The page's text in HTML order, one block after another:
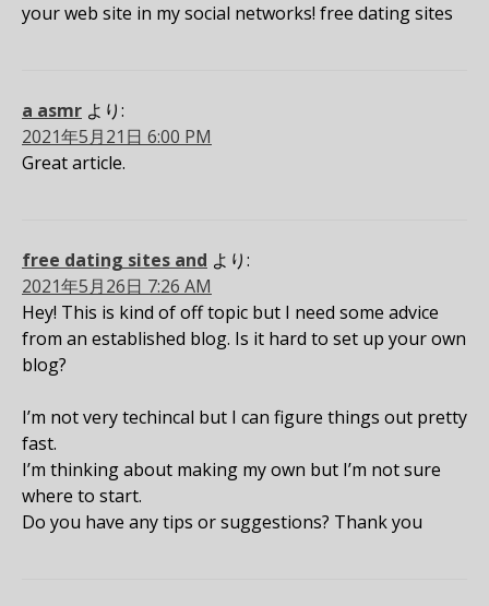
your web site in my social networks! free dating sites
a asmr より:
2021年5月21日 6:00 PM
Great article.
free dating sites and より:
2021年5月26日 7:26 AM
Hey! This is kind of off topic but I need some advice
from an established blog. Is it hard to set up your own
blog?
I’m not very techincal but I can figure things out pretty
fast.
I’m thinking about making my own but I’m not sure
where to start.
Do you have any tips or suggestions? Thank you